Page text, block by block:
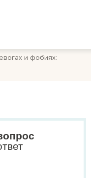
и фобиях: